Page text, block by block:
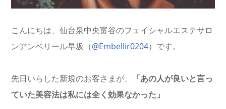
こんにちは、仙台泉中央富谷のフェイシャルエステサロ
ンアンベリール早坂（@Embellir0204）です。
先日いらした新規のお客さまが、
「あの人が良いと言っ
ていた美容法は私には全く効果なかった」